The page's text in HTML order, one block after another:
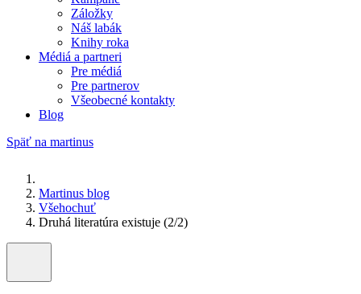
Záložky
Náš labák
Knihy roka
Médiá a partneri
Pre médiá
Pre partnerov
Všeobecné kontakty
Blog
Späť na martinus
Martinus blog
Všehochuť
Druhá literatúra existuje (2/2)